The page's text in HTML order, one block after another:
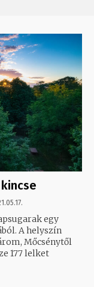
egy
A helyszín
Mőcsénytől
177 lelket